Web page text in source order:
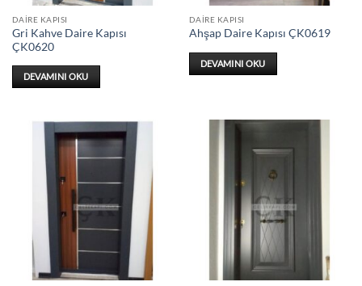
DAIRE KAPISI
Gri Kahve Daire Kapısı
ÇK0620
DEVAMINI OKU
DAIRE KAPISI
Ahşap Daire Kapısı ÇK0619
DEVAMINI OKU